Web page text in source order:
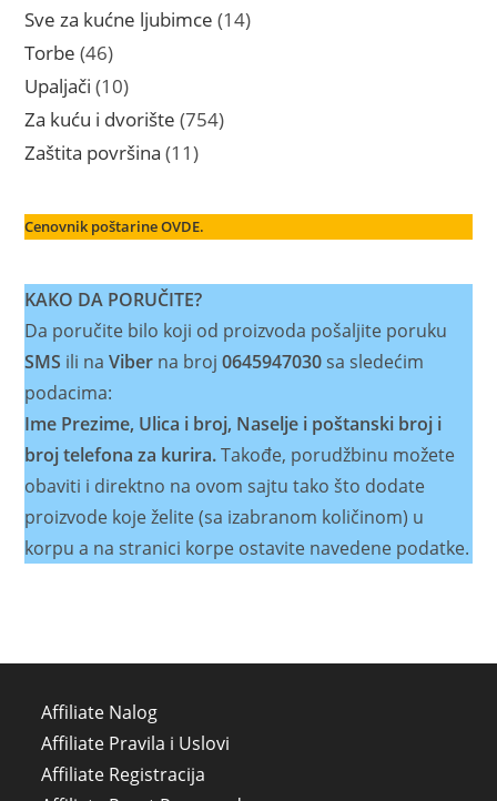
Sve za kućne ljubimce 1414
Torbe 4646
proizvoda
Upaljači 1010
proizvoda
Za kuću i dvorište 754754
Zaštita površina 1111
Cenovnik poštarine OVDE.
KAKO DA PORUČITE?
Da poručite bilo koji od proizvoda pošaljite poruku
SMS ili naViber na broj0645947030sa sledećim
podacima:
Ime Prezime, Ulica i broj, Naselje i poštanski broj i
broj telefona za kurira.Takođe, porudžbinu možete
obaviti i direktno na ovom sajtu tako što dodate
proizvode koje želite (sa izabranom količinom) u
korpu a na stranici korpe ostavite navedene podatke.
Affiliate Nalog
Affiliate Pravila i Uslovi
Affiliate Registracija